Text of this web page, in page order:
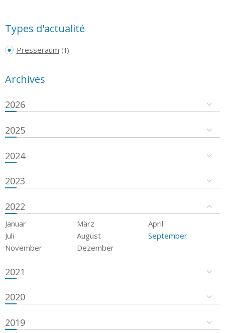
Types d'actualité
Presseraum (1)
Archives
2026
2025
2024
2023
2022
Januar März
April
Juli
August
September
November
Dezember
2021
2020
2019